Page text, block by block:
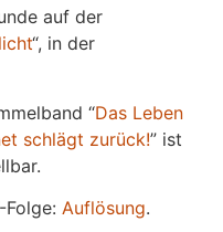
auf der
“, in der
“Das Leben
schlägt zurück!” ist
Folge: Auflösung.